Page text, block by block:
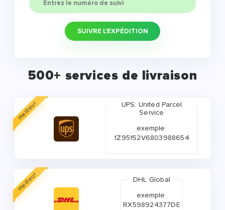
SUIVRE L'EXPÉDITION
500+ services de livraison
meilleur
UPS: United Parcel
Service
exemple:
1Z95152V6803988654
meilleur
DHL Global
exemple:
RX598924377DE